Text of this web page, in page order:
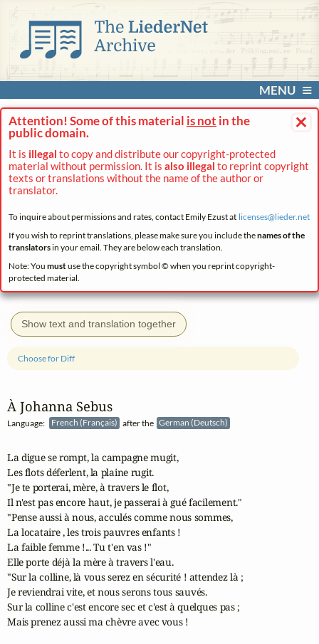
MENU
×
Attention! Some of this material is not in the
public domain.
It is illegal to copy and distribute our copyright-protected
material without permission. It is also illegal to reprint copyright
texts or translations without the name of the author or
translator.
To inquire about permissions and rates, contact Emily Ezust at licenses@lieder.net
If you wish to reprint translations, please make sure you include thenames of the
translatorsin your email. They are below each translation.
Note: You mustuse the copyright symbol © when you reprint copyright-
protected material.
Show text and translation together
À Johanna Sebus
Language: French (Français) after the German (Deutsch)
Choose for Diff
La digue se rompt, la campagne mugit,
Les flots déferlent, la plaine rugit.
"Je te porterai, mère, à travers le flot,
Il n'est pas encore haut, je passerai à gué facilement."
"Pense aussi à nous, acculés comme nous sommes,
La locataire , les trois pauvres enfants !
La faible femme !... Tu t'en vas !"
Elle porte déjà la mère à travers l'eau.
"Sur la colline, là vous serez en sécurité ! attendez là ;
Je reviendrai vite, et nous serons tous sauvés.
Sur la colline c'est encore sec et c'est à quelques pas ;
Mais prenez aussi ma chèvre avec vous !